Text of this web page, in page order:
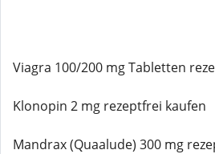
Viagra 100/200 mg Tabletten
Klonopin 2 mg rezeptfrei kaufen
Mandrax (Quaalude) 300 mg